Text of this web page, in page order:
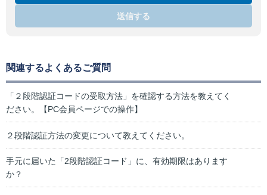
送信する
関連するよくあるご質問
「２段階認証コードの受取方法」を確認する方法を教えてく
ださい。【PC会員ページでの操作】
２段階認証方法の変更について教えてください。
手元に届いた「2段階認証コード」に、有効期限はあります
か？